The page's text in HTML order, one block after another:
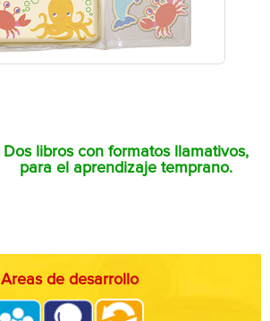
Dos libros con formatos llamativos,
para el aprendizaje temprano.
Areas de desarrollo